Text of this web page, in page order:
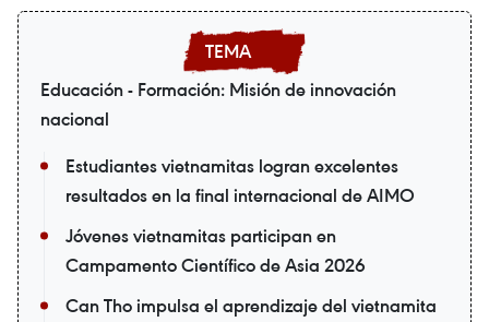
Educación - Formación: Misión de innovación
nacional
Estudiantes vietnamitas logran excelentes
resultados en la final internacional de AIMO
Jóvenes vietnamitas participan en
Campamento Científico de Asia 2026
Can Tho impulsa el aprendizaje del vietnamita